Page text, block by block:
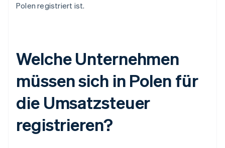
Polen registriert ist.
Welche Unternehmen
müssen sich in Polen für
die Umsatzsteuer
registrieren?